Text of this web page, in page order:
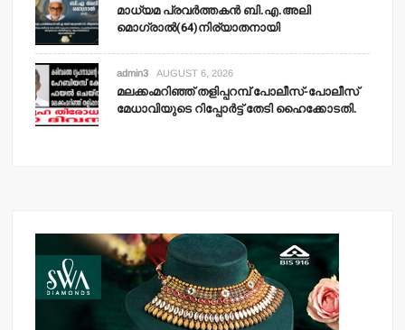
മാധ്യമ പ്രവര്‍ത്തകന്‍ ബി.എ.അലി
മൊഗ്രാല്‍(64)നിര്യാതനായി
admin3 AUGUST 6, 2026
മലക്കംമറിഞ്ഞ് തളിപ്പറമ്പ് പോലീസ്-പോലീസ്
മേധാവിയുടെ റിപ്പോര്‍ട്ട് തേടി ഹൈക്കോടതി.